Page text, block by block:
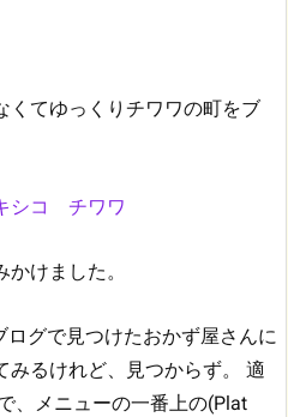
くてゆっくりチワワの町をブ
けました。
ログで見つけたおかず屋さんに
るけれど、見つからず。
適
、メニューの一番上の(Plat